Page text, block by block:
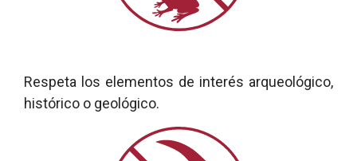
Respeta los elementos de interés arqueológico,
histórico o geológico.